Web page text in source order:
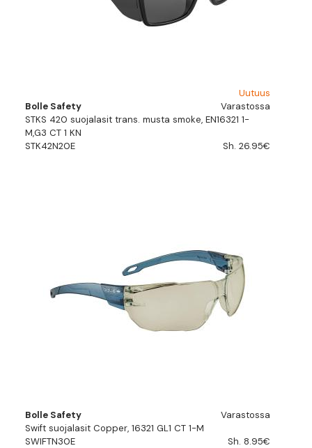
Uutuus
Bolle Safety
Varastossa
STKS 420 suojalasit trans. musta smoke, EN16321 1-
M,G3 CT 1 KN
STK42N20E
Sh. 26.95€
Bolle Safety
Varastossa
Swift suojalasit Copper, 16321 GL1 CT 1-M
SWIFTN30E
Sh. 8.95€